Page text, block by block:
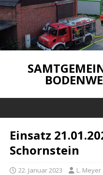
Einsatz
Schornstein
22. Januar 2023 L. Meyer